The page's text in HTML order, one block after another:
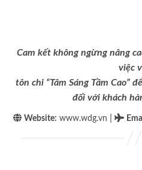
Cam kết không ngừng nâng
việc
tôn chỉ “Tâm Sáng Tầm Cao”
đối với khách
Website: www.wdg.vn